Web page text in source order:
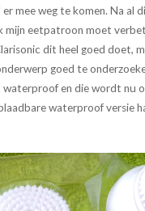
mee weg te komen. Na al
mijn eetpatroon moet
dit heel goed doet,
goed te
en die wordt nu
waterproof versie